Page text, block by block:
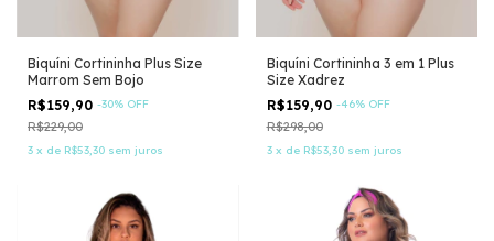
Biquíni Cortininha Plus Size
Marrom Sem Bojo
R$159,90 -30% OFF
R$229,00
3 x de R$53,30 sem juros
Biquíni Cortininha 3 em 1 Plus
Size Xadrez
R$159,90 -46% OFF
R$298,00
3 x de R$53,30 sem juros